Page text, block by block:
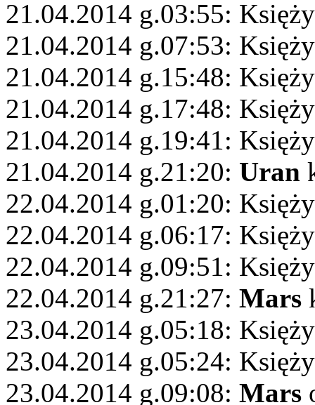
21.04.2014 g.03:55:
21.04.2014 g.07:53:
21.04.2014 g.15:48:
21.04.2014 g.17:48:
21.04.2014 g.19:41:
21.04.2014 g.21:20: Uran
22.04.2014 g.01:20:
22.04.2014 g.06:17:
22.04.2014 g.09:51:
22.04.2014 g.21:27: Mars
23.04.2014 g.05:18:
23.04.2014 g.05:24:
23.04.2014 g.09:08: Mars